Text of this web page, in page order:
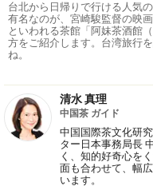
台北から日帰りで行ける人気
有名なのが、宮崎駿監督の映
といわれる茶館「阿妹茶酒館
方をご紹介します。台湾旅行
ね。
清水 真理
中国茶 ガイド
中国国際茶文化研
ター日本事務局長
く、知的好奇心を
面も合わせて、幅
います。